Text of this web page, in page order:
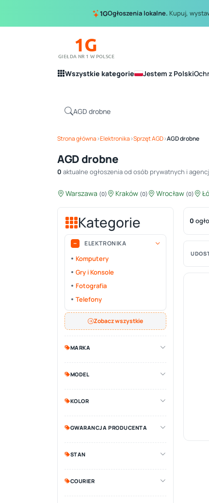
1GOgłoszenia lokalne. Kupuj,
1G
GIEŁDA NR 1 W POLSCE
Wszystkie kategorie Jestem z Polski
Strona główna›Elektronika›Sprzęt AGD›AGD drobne
AGD drobne
0 aktualne ogłoszenia od osób prywatnych i
Warszawa (0) Kraków (0) Wrocław (0)
Kategorie
ELEKTRONIKA
Komputery
Gry i Konsole
Fotografia
Telefony
Zobacz wszystkie
MARKA
MODEL
KOLOR
GWARANCJA PRODUCENTA
STAN
COURIER
0